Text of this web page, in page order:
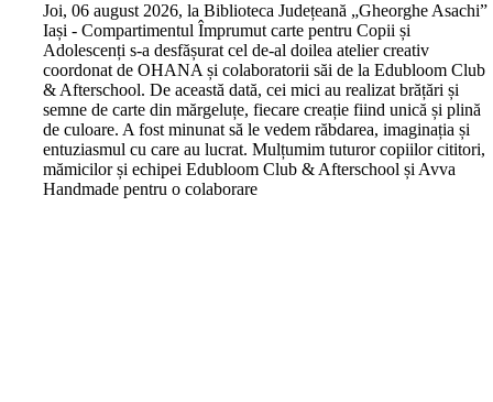
Joi, 06 august 2026, la Biblioteca Județeană „Gheorghe Asachi”
Iași - Compartimentul Împrumut carte pentru Copii și
Adolescenți s-a desfășurat cel de-al doilea atelier creativ
coordonat de OHANA și colaboratorii săi de la Edubloom Club
& Afterschool. De această dată, cei mici au realizat brățări și
semne de carte din mărgeluțe, fiecare creație fiind unică și plină
de culoare. A fost minunat să le vedem răbdarea, imaginația și
entuziasmul cu care au lucrat. Mulțumim tuturor copiilor cititori,
mămicilor și echipei Edubloom Club & Afterschool și Avva
Handmade pentru o colaborare